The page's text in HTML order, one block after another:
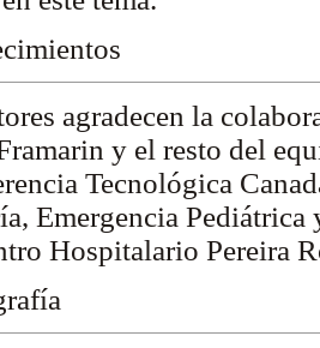
agradecen la
y el resto del
Tecnológica
Emergencia
Hospitalario Pereira